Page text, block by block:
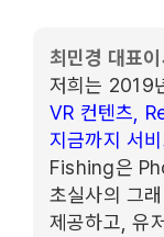
최민경 대표
저희는 2019
VR 컨텐츠,
지금까지 서
Fishing은
초실사의 그
제공하고, 유